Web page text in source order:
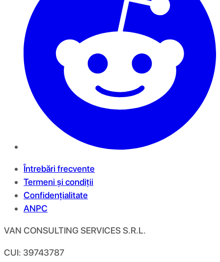
Întrebări frecvente
Termeni și condiții
Confidențialitate
ANPC
VAN CONSULTING SERVICES S.R.L.
CUI: 39743787